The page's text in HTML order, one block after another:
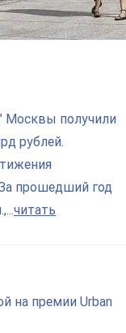
Москвы получили
рублей.
прошедший год
читать
на премии Urban